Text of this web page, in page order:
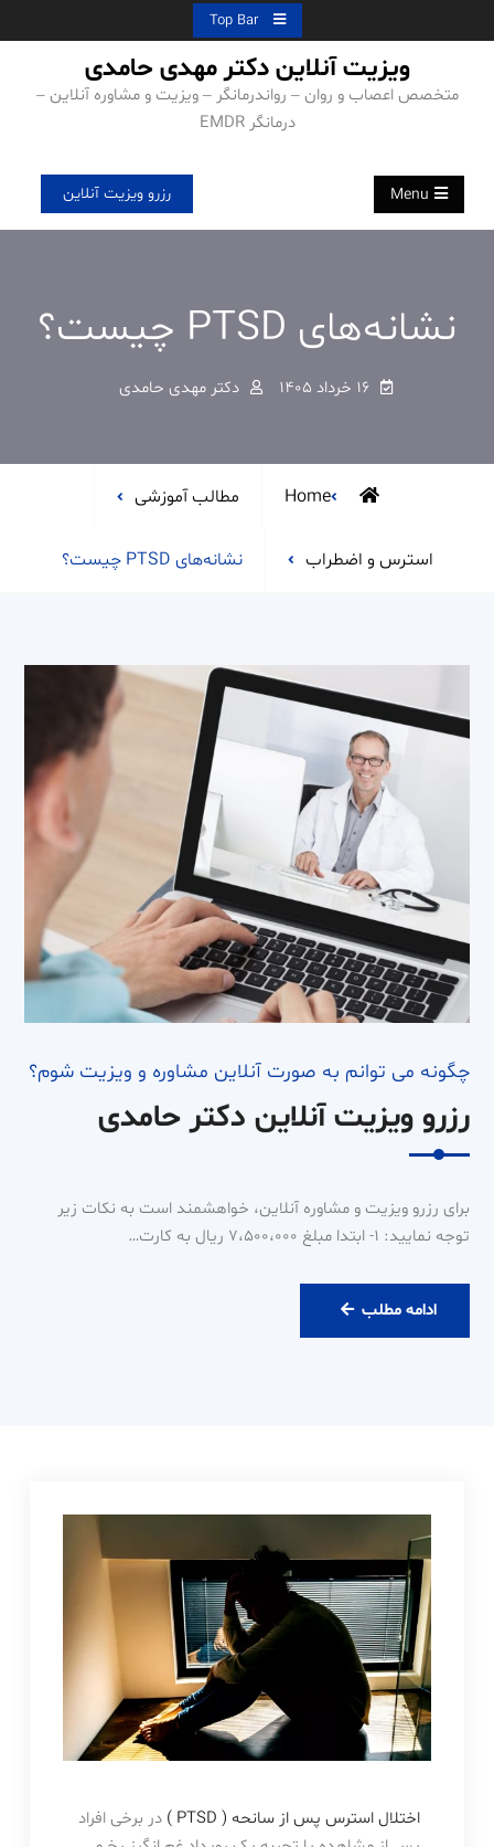
to
Top Bar
ویزیت آنلاین دکتر مهدی حامدی
متخصص اعصاب و روان – رواندرمانگر – ویزیت و مشاوره آنلاین –
درمانگر EMDR
Menu رزرو ویزیت آنلاین
نشانه‌های PTSD چیست؟
۱۶ خرداد ۱۴۰۵ دکتر مهدی حامدی
Home مطالب آموزشی
استرس و اضطراب نشانه‌های PTSD چیست؟
چگونه می توانم به صورت آنلاین مشاوره و ویزیت شوم؟
رزرو ویزیت آنلاین دکتر حامدی
برای رزرو ویزیت و مشاوره آنلاین، خواهشمند است به نکات زیر
توجه نمایید: ۱- ابتدا مبلغ ۷،۵۰۰،۰۰۰ ریال به کارت…
ادامه مطلبرزرو
ویزیت
اختلال استرس پس از سانحه ( PTSD )
در برخی افراد